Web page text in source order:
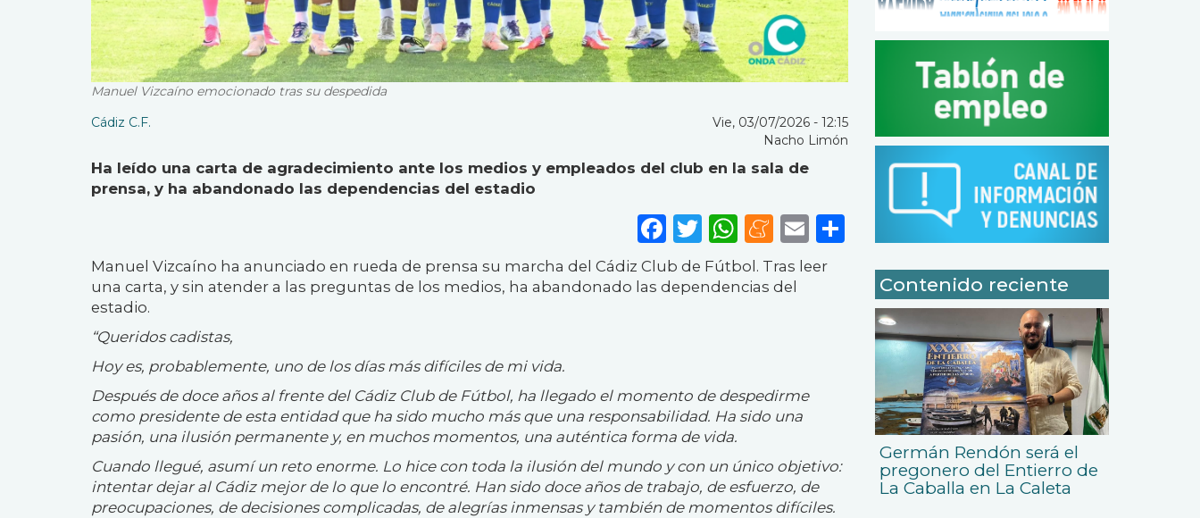
Manuel Vizcaíno emocionado tras su despedida
Cádiz C.F.
Vie, 03/07/2026 - 12:15
Nacho Limón
Ha leído una carta de agradecimiento ante los medios y empleados del club en la sala de
prensa, y ha abandonado las dependencias del estadio
Facebook
Twitter
WhatsApp
Meneame
EmailShare
Manuel Vizcaíno ha anunciado en rueda de prensa su marcha del Cádiz Club de Fútbol. Tras leer
una carta, y sin atender a las preguntas de los medios, ha abandonado las dependencias del
estadio.
“Queridos cadistas,
Hoy es, probablemente, uno de los días más difíciles de mi vida.
Después de doce años al frente del Cádiz Club de Fútbol, ha llegado el momento de despedirme
como presidente de esta entidad que ha sido mucho más que una responsabilidad. Ha sido una
pasión, una ilusión permanente y, en muchos momentos, una auténtica forma de vida.
Cuando llegué, asumí un reto enorme. Lo hice con toda la ilusión del mundo y con un único objetivo:
intentar dejar al Cádiz mejor de lo que lo encontré. Han sido doce años de trabajo, de esfuerzo, de
preocupaciones, de decisiones complicadas, de alegrías inmensas y también de momentos difíciles.
Contenido reciente
Germán Rendón será el
pregonero del Entierro de
La Caballa en La Caleta